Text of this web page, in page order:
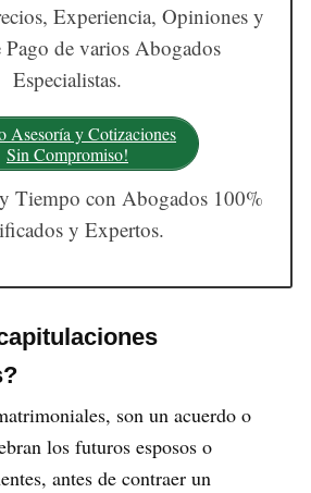
Experiencia, Opiniones y
Pago de varios Abogados
Especialistas.
Asesoría y Cotizaciones
Sin Compromiso!
Tiempo con Abogados 100%
y Expertos.
son un acuerdo o
los futuros esposos o
antes de contraer un